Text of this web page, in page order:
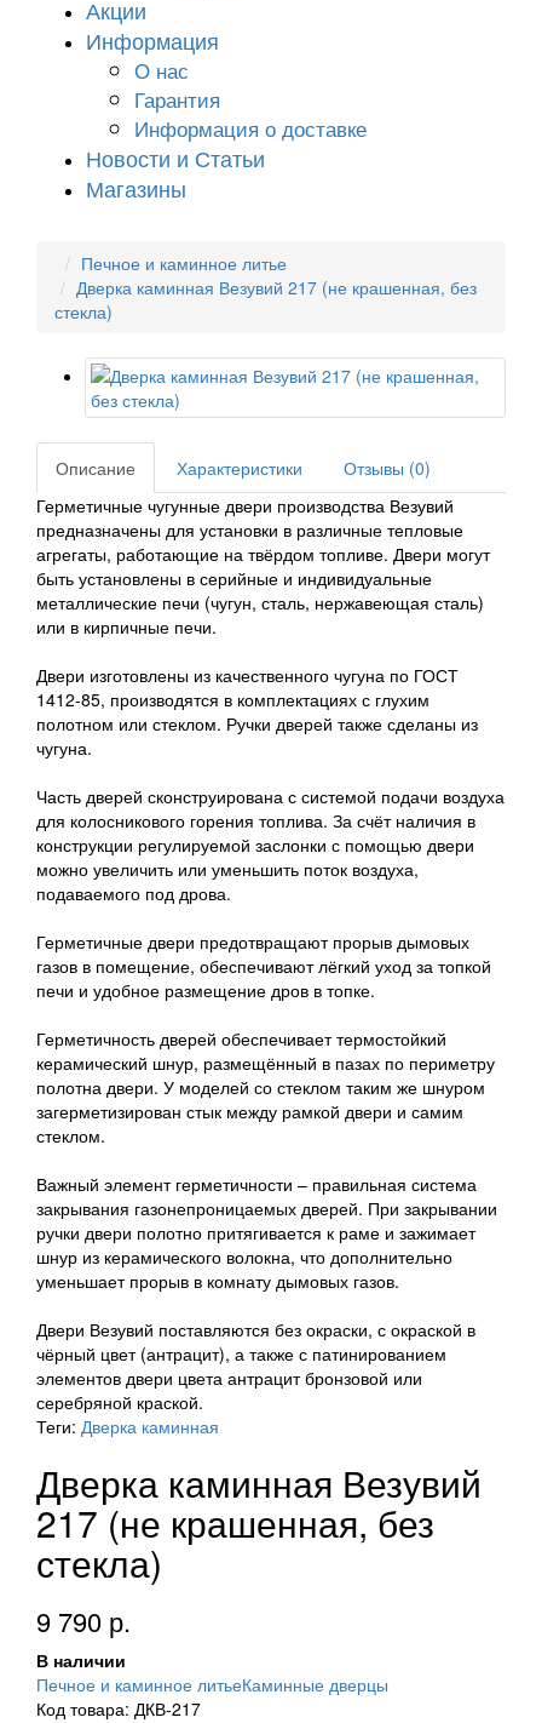
Акции
Информация
О нас
Гарантия
Информация о доставке
Новости и Статьи
Магазины
Печное и каминное литье
Дверка каминная Везувий 217 (не крашенная, без
стекла)
Описание Характеристики
Отзывы (0)
Герметичные чугунные двери производства Везувий
предназначены для установки в различные тепловые
агрегаты, работающие на твёрдом топливе. Двери могут
быть установлены в серийные и индивидуальные
металлические печи (чугун, сталь, нержавеющая сталь)
или в кирпичные печи.
Двери изготовлены из качественного чугуна по ГОСТ
1412-85, производятся в комплектациях с глухим
полотном или стеклом. Ручки дверей также сделаны из
чугуна.
Часть дверей сконструирована с системой подачи воздуха
для колосникового горения топлива. За счёт наличия в
конструкции регулируемой заслонки с помощью двери
можно увеличить или уменьшить поток воздуха,
подаваемого под дрова.
Герметичные двери предотвращают прорыв дымовых
газов в помещение, обеспечивают лёгкий уход за топкой
печи и удобное размещение дров в топке.
Герметичность дверей обеспечивает термостойкий
керамический шнур, размещённый в пазах по периметру
полотна двери. У моделей со стеклом таким же шнуром
загерметизирован стык между рамкой двери и самим
стеклом.
Важный элемент герметичности – правильная система
закрывания газонепроницаемых дверей. При закрывании
ручки двери полотно притягивается к раме и зажимает
шнур из керамического волокна, что дополнительно
уменьшает прорыв в комнату дымовых газов.
Двери Везувий поставляются без окраски, с окраской в
чёрный цвет (антрацит), а также с патинированием
элементов двери цвета антрацит бронзовой или
серебряной краской.
Теги: Дверка каминная
Дверка каминная Везувий
217 (не крашенная, без
стекла)
9 790 р.
В наличии
Печное и каминное литьеКаминные дверцы
Код товара: ДКВ-217